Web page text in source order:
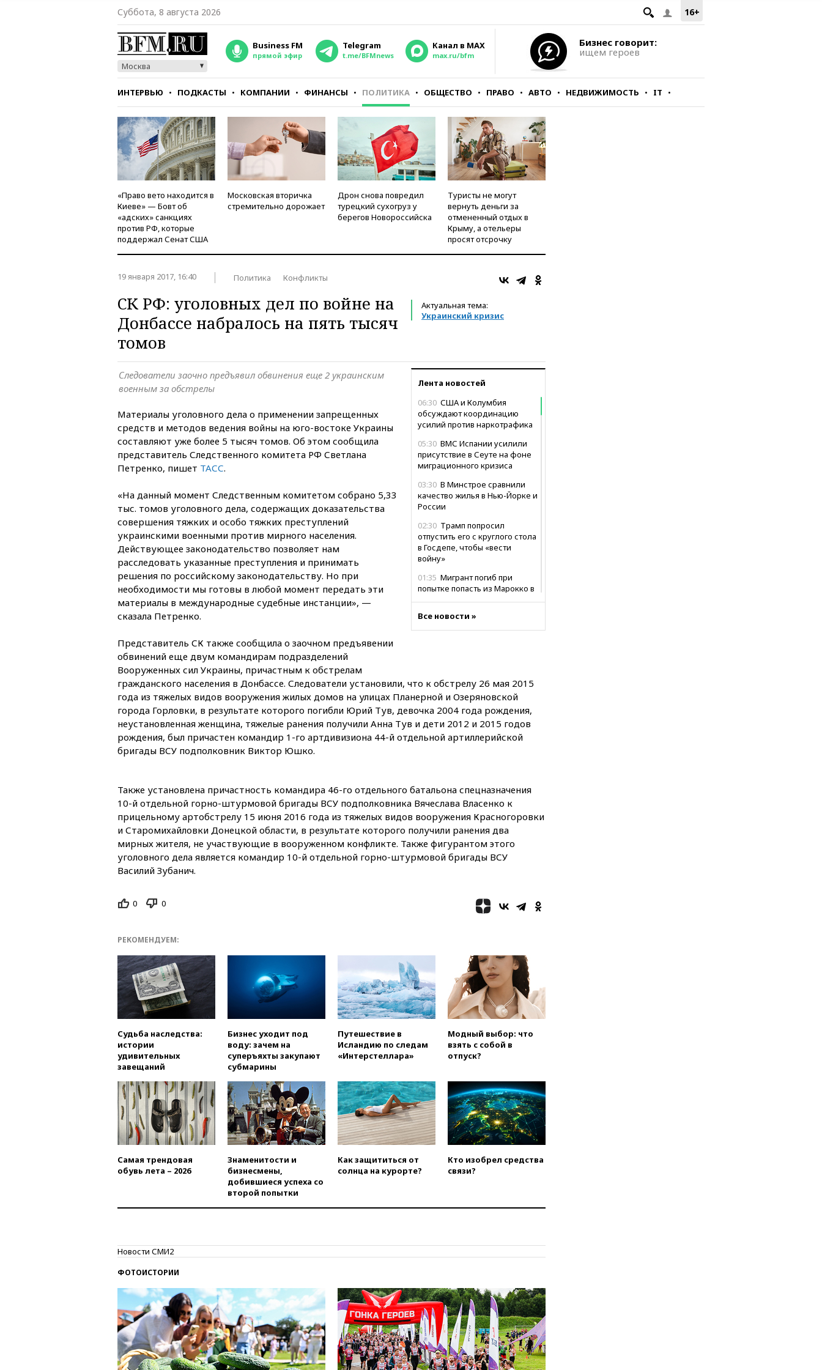
16+
Суббота, 8 августа 2026
Москва
Business FM
прямой эфир
Telegram
t.me/BFMnews
Канал в MAX
max.ru/bfm
Бизнес говорит:
ищем героев
ИНТЕРВЬЮ ПОДКАСТЫ КОМПАНИИ ФИНАНСЫ ПОЛИТИКА ОБЩЕСТВО ПРАВО АВТО НЕДВИЖИМОСТЬ IT
СТИЛЬ ТЕСТЫ
«Право вето находится в
Киеве» — Бовт об
«адских» санкциях
против РФ, которые
поддержал Сенат США
Московская вторичка
стремительно дорожает
Дрон снова повредил
турецкий сухогруз у
берегов Новороссийска
Туристы не могут
вернуть деньги за
отмененный отдых в
Крыму, а отельеры
просят отсрочку
19 января 2017, 16:40 Политика Конфликты
Актуальная тема:
Украинский кризис
СК РФ: уголовных дел по войне на
Донбассе набралось на пять тысяч
томов
Лента новостей
06:30 США и Колумбия
обсуждают координацию
усилий против наркотрафика
05:30 ВМС Испании усилили
присутствие в Сеуте на фоне
миграционного кризиса
03:30 В Минстрое сравнили
качество жилья в Нью-Йорке и
России
02:30 Трамп попросил
отпустить его с круглого стола
в Госдепе, чтобы «вести
войну»
01:35 Мигрант погиб при
попытке попасть из Марокко в
00:30 FT: ЕС не готов принять в
блок Украину из-за уровня
выгоду безвизового режима с
вчера, 22:59На башню
ресторана «Армения» в
Москве вернут утраченную
скульптуру балерины
вчера, 22:28Бессент
анонсировал скорое
соглашение о прекращении
огня США и Ирана
вчера, 22:15 Три человека
Путин поручил
выделить средства на новые
отказал Украине в
использовании Starlink для
атак вглубь РФ
вчера, 21:35После пожара на
складе в Брянске возбудили
вчера, 21:26Лидеры сборной
РФ по гимнастике получили
официальный отказ в визах от
вчера, 21:15Пентагон
опубликовал 16 новых видео с
НЛО
вчера, 21:00На границе
Украины с Польшей скопилось
свыше 6,5 тысячи грузовиков
вчера, 20:53 Швыдкой:
вчера, 20:35Велосипедист
вчера, 20:30Лидию Невзорову
заочно арестовали по делу о
финансировании
экстремизма
вчера, 20:20Суд США
постановил остановить
Все новости »
Следователи заочно предъявил обвинения еще 2 украинским
военным за обстрелы
Материалы уголовного дела о применении запрещенных
средств и методов ведения войны на юго-востоке Украины
составляют уже более 5 тысяч томов. Об этом сообщила
представитель Следственного комитета РФ Светлана
Петренко, пишет ТАСС.
«На данный момент Следственным комитетом собрано 5,33
тыс. томов уголовного дела, содержащих доказательства
совершения тяжких и особо тяжких преступлений
украинскими военными против мирного населения.
Действующее законодательство позволяет нам
расследовать указанные преступления и принимать
решения по российскому законодательству. Но при
необходимости мы готовы в любой момент передать эти
материалы в международные судебные инстанции», —
сказала Петренко.
Представитель СК также сообщила о заочном предъявении
обвинений еще двум командирам подразделений
Вооруженных сил Украины, причастным к обстрелам
гражданского населения в Донбассе. Следователи установили, что к обстрелу 26 мая 2015
года из тяжелых видов вооружения жилых домов на улицах Планерной и Озеряновской
города Горловки, в результате которого погибли Юрий Тув, девочка 2004 года рождения,
неустановленная женщина, тяжелые ранения получили Анна Тув и дети 2012 и 2015 годов
рождения, был причастен командир 1-го артдивизиона 44-й отдельной артиллерийской
бригады ВСУ подполковник Виктор Юшко.
Также установлена причастность командира 46-го отдельного батальона спецназначения
10-й отдельной горно-штурмовой бригады ВСУ подполковника Вячеслава Власенко к
прицельному артобстрелу 15 июня 2016 года из тяжелых видов вооружения Красногоровки
и Старомихайловки Донецкой области, в результате которого получили ранения два
мирных жителя, не участвующие в вооруженном конфликте. Также фигурантом этого
уголовного дела является командир 10-й отдельной горно-штурмовой бригады ВСУ
Василий Зубанич.
0 0
РЕКОМЕНДУЕМ:
Судьба наследства:
истории
удивительных
завещаний
Бизнес уходит под
воду: зачем на
суперъяхты закупают
субмарины
Путешествие в
Исландию по следам
«Интерстеллара»
Модный выбор: что
взять с собой в
отпуск?
Самая трендовая
обувь лета – 2026
Знаменитости и
бизнесмены,
добившиеся успеха со
второй попытки
Как защититься от
солнца на курорте?
Кто изобрел средства
связи?
Новости СМИ2
ФОТОИСТОРИИ